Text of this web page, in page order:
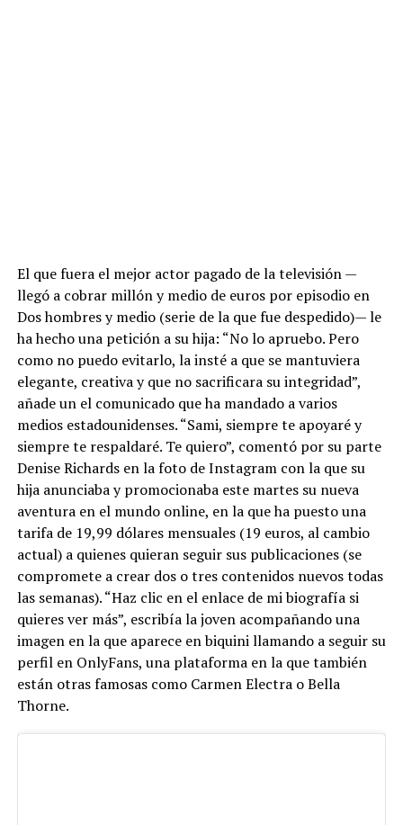
El que fuera el mejor actor pagado de la televisión —
llegó a cobrar millón y medio de euros por episodio en
Dos hombres y medio (serie de la que fue despedido)— le
ha hecho una petición a su hija: “No lo apruebo. Pero
como no puedo evitarlo, la insté a que se mantuviera
elegante, creativa y que no sacrificara su integridad”,
añade un el comunicado que ha mandado a varios
medios estadounidenses. “Sami, siempre te apoyaré y
siempre te respaldaré. Te quiero”, comentó por su parte
Denise Richards en la foto de Instagram con la que su
hija anunciaba y promocionaba este martes su nueva
aventura en el mundo online, en la que ha puesto una
tarifa de 19,99 dólares mensuales (19 euros, al cambio
actual) a quienes quieran seguir sus publicaciones (se
compromete a crear dos o tres contenidos nuevos todas
las semanas). “Haz clic en el enlace de mi biografía si
quieres ver más”, escribía la joven acompañando una
imagen en la que aparece en biquini llamando a seguir su
perfil en OnlyFans, una plataforma en la que también
están otras famosas como Carmen Electra o Bella
Thorne.